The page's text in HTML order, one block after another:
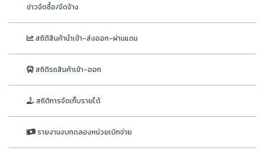
ข่าวจัดซื้อ/จัดจ้าง
สถิติสินค้านำเข้า-ส่งออก-ผ่านแดน
สถิติรถสินค้าเข้า-ออก
สถิติการจัดเก็บรายได้
รายงานงบทดลองหน่วยเบิกจ่าย